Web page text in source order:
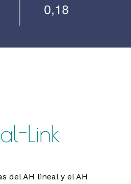
Link
del AH lineal y el AH